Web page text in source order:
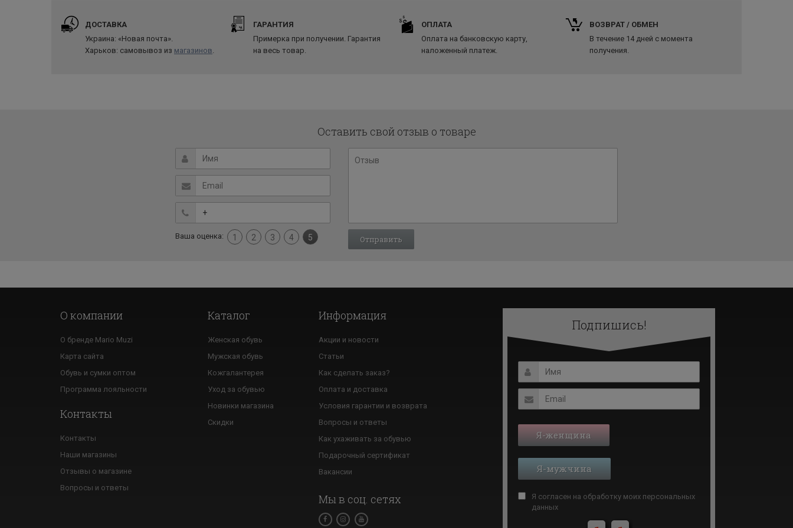
ДОСТАВКА
Украина: «Новая почта».
Харьков: самовывоз из магазинов.
ГАРАНТИЯ
Примерка при получении. Гарантия
на весь товар.
ОПЛАТА
Оплата на банковскую карту,
наложенный платеж.
ВОЗВРАТ / ОБМЕН
В течение 14 дней с момента
получения.
Оставить свой отзыв о товаре
Ваша оценка: 1 2 3 4 5
О компании
О бренде Mario Muzi
Карта сайта
Обувь и сумки оптом
Программа лояльности
Контакты
Контакты
Наши магазины
Отзывы о магазине
Вопросы и ответы
Каталог
Женская обувь
Мужская обувь
Кожгалантерея
Уход за обувью
Новинки магазина
Скидки
Информация
Акции и новости
Статьи
Как сделать заказ?
Оплата и доставка
Условия гарантии и возврата
Вопросы и ответы
Как ухаживать за обувью
Подарочный сертификат
Вакансии
Мы в соц. сетях
Подпишись!
Я-женщина
Я-мужчина
Я согласен на обработку моих персональных
данных